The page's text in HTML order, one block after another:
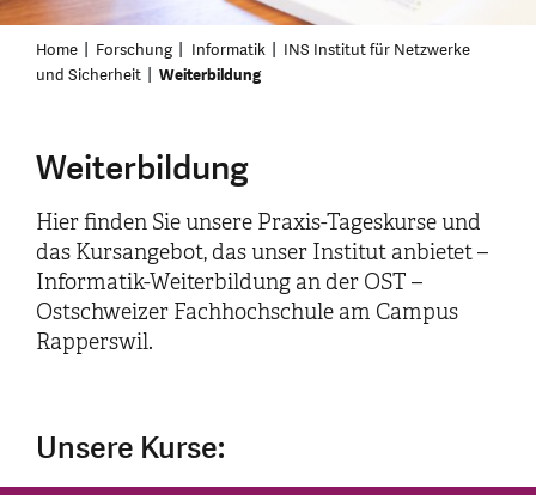
Home Forschung Informatik
INS Institut für Netzwerke
und Sicherheit
Weiterbildung
Weiterbildung
Hier finden Sie unsere Praxis-Tageskurse und
das Kursangebot, das unser Institut anbietet –
Informatik-Weiterbildung an der OST –
Ostschweizer Fachhochschule am Campus
Rapperswil.
Unsere Kurse: